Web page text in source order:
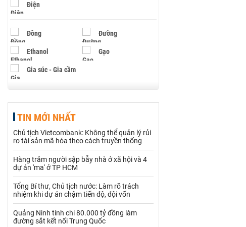
Điện
Đồng Đường
Ethanol Gạo
Gia súc - Gia cầm
Hạt điều
Khí đốt
Kim loại khác Mắc ca
Muối Ngũ cốc
Nhựa - Hạt nhựa
TIN MỚI NHẤT
Chủ tịch Vietcombank: Không thể quản lý rủi
ro tài sản mã hóa theo cách truyền thống
Hàng trăm người sập bẫy nhà ở xã hội và 4
dự án 'ma' ở TP HCM
Tổng Bí thư, Chủ tịch nước: Làm rõ trách
nhiệm khi dự án chậm tiến độ, đội vốn
Quảng Ninh tính chi 80.000 tỷ đồng làm
đường sắt kết nối Trung Quốc